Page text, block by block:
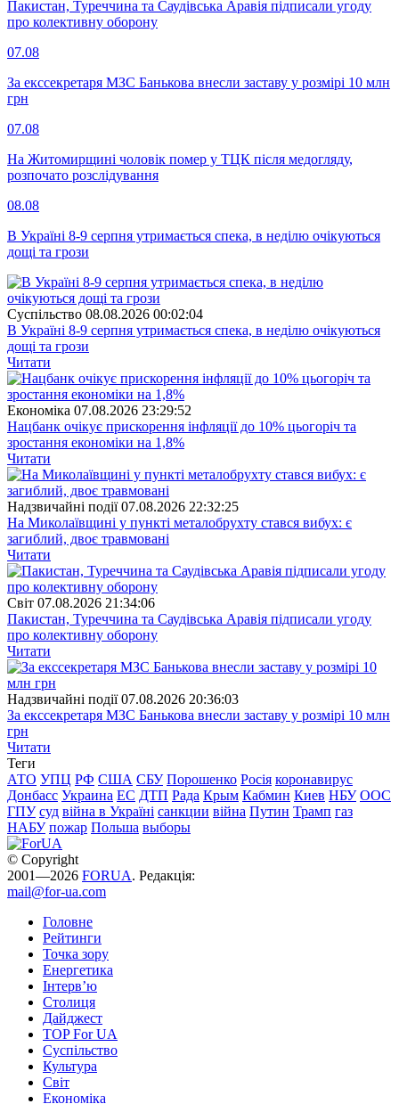
Пакистан, Туреччина та Саудівська Аравія підписали угоду
про колективну оборону
07.08
За екссекретаря МЗС Банькова внесли заставу у розмірі 10 млн
грн
07.08
На Житомирщині чоловік помер у ТЦК після медогляду,
розпочато розслідування
08.08
В Україні 8-9 серпня утримається спека, в неділю очікуються
дощі та грози
Суспiльство 08.08.2026 00:02:04
В Україні 8-9 серпня утримається спека, в неділю очікуються
дощі та грози
Читати
Економіка 07.08.2026 23:29:52
Нацбанк очікує прискорення інфляції до 10% цьогоріч та
зростання економіки на 1,8%
Читати
Надзвичайні події 07.08.2026 22:32:25
На Миколаївщині у пункті металобрухту стався вибух: є
загиблий, двоє травмовані
Читати
Свiт 07.08.2026 21:34:06
Пакистан, Туреччина та Саудівська Аравія підписали угоду
про колективну оборону
Читати
Надзвичайні події 07.08.2026 20:36:03
За екссекретаря МЗС Банькова внесли заставу у розмірі 10 млн
грн
Читати
Теги
АТО УПЦ РФ США СБУ Порошенко Росія коронавирус
Донбасс Украина ЕС ДТП Рада Крым Кабмин Киев НБУ ООС
ГПУ суд війна в Україні санкции війна Путин Трамп газ
НАБУ пожар Польша выборы
© Copyright
2001—2026 FORUA. Редакція:
mail@for-ua.com
Головне
Рейтинги
Точка зору
Енергетика
Інтерв’ю
Столиця
Дайджест
TOP For UA
Суспiльство
Культура
Світ
Економіка